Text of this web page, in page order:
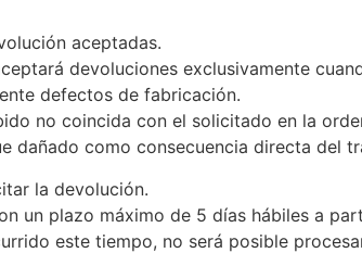
aceptadas.
devoluciones exclusivamente
defectos de fabricación.
no coincida con el solicitado en la
dañado como consecuencia directa del
la devolución.
un plazo máximo de 5 días hábiles a
este tiempo, no será posible